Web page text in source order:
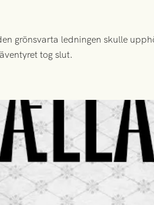
grönsvarta ledningen skulle
tog slut.